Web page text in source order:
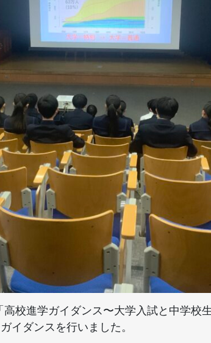
校進学ガイダンス〜大学入試と中学校
イダンスを行いました。